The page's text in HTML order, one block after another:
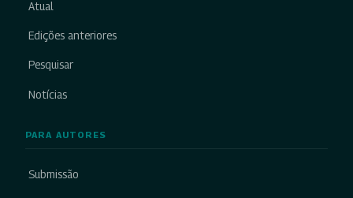
Atual
Edições anteriores
Pesquisar
Notícias
PARA AUTORES
Submissão